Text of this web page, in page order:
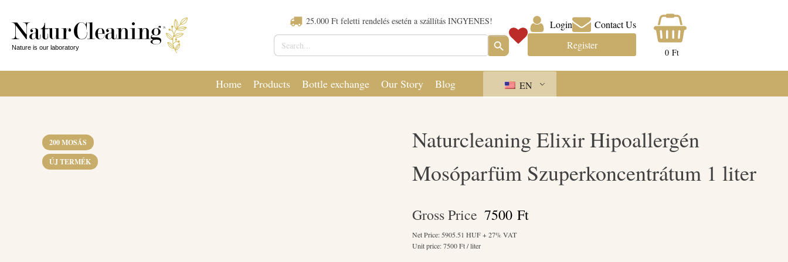
25.000 Ft feletti rendelés esetén a szállítás INGYENES!
Search
for:
SEARCH
BUTTON
Login
Contact Us
Register
0Ft
Home Products Bottle exchange Our Story Blog EN
200 MOSÁS
ÚJ TERMÉK
Naturcleaning Elixir Hipoallergén
Mosóparfüm Szuperkoncentrátum 1 liter
Gross Price 7500 Ft
Net Price: 5905.51 HUF + 27% VAT
Unit price:7500Ft / liter